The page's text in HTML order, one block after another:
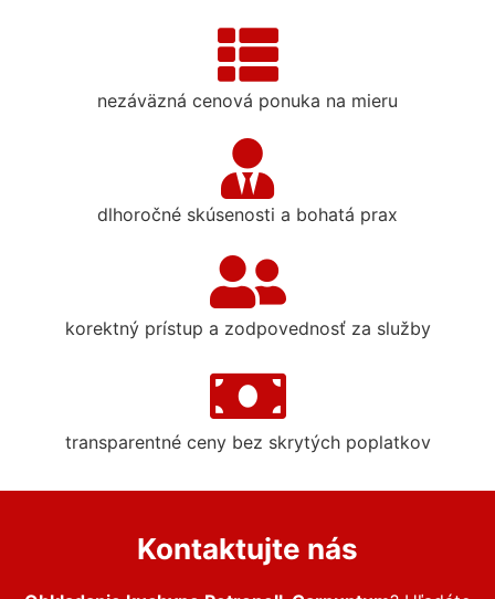
nezáväzná cenová ponuka na mieru
dlhoročné skúsenosti a bohatá prax
korektný prístup a zodpovednosť za služby
transparentné ceny bez skrytých poplatkov
Kontaktujte nás